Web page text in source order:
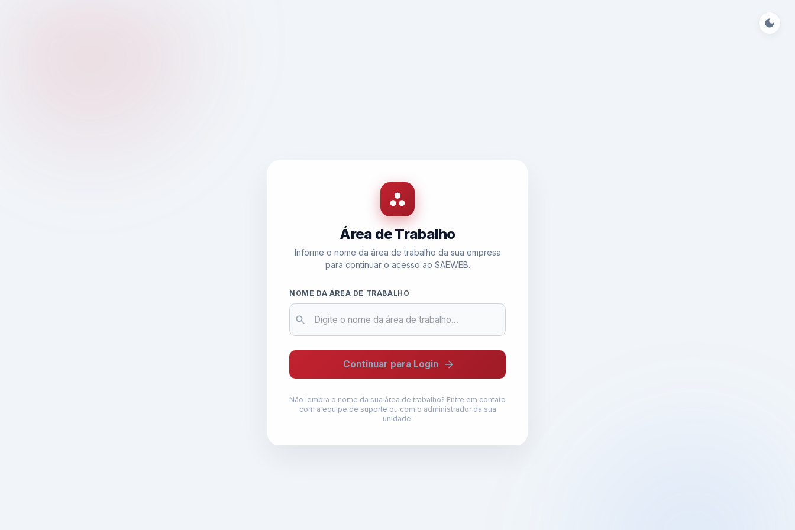
Área de Trabalho
Informe o nome da área de trabalho da sua empresa
para continuar o acesso ao SAEWEB.
NOME DA ÁREA DE TRABALHO
Continuar para Login
Não lembra o nome da sua área de trabalho? Entre em contato
com a equipe de suporte ou com o administrador da sua
unidade.